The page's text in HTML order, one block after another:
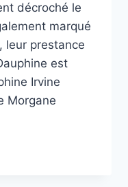
décroché le
marqué
leur prestance
est
Irvine
Morgane